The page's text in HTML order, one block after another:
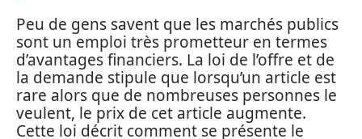
Peu de gens savent que les marchés publics
sont un emploi très prometteur en termes
d’avantages financiers. La loi de l’offre et de
la demande stipule que lorsqu’un article est
rare alors que de nombreuses personnes le
veulent, le prix de cet article augmente.
Cette loi décrit comment se présente le